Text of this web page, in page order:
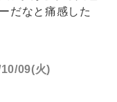
だなと痛感した
09(火)